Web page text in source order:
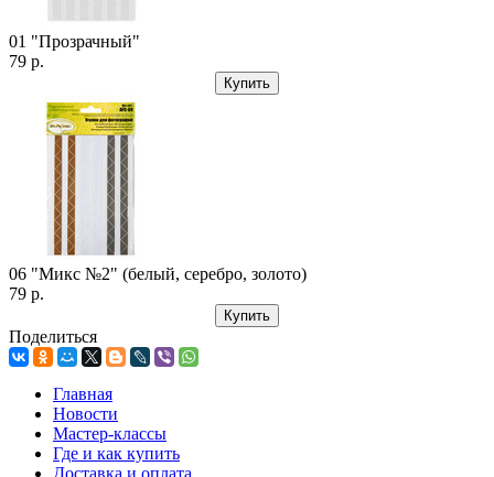
01 "Прозрачный"
79 р.
Купить
06 "Микс №2" (белый, серебро, золото)
79 р.
Купить
Поделиться
Главная
Новости
Мастер-классы
Где и как купить
Доставка и оплата